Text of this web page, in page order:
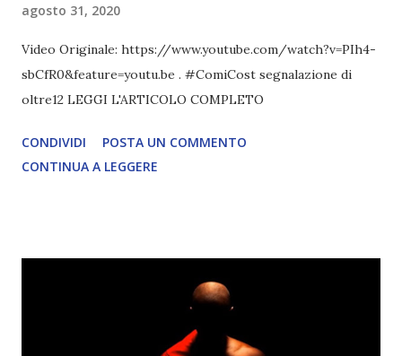
agosto 31, 2020
Video Originale: https://www.youtube.com/watch?v=PIh4-
sbCfR0&feature=youtu.be . #ComiCost segnalazione di
oltre12 LEGGI L'ARTICOLO COMPLETO
CONDIVIDI
POSTA UN COMMENTO
CONTINUA A LEGGERE